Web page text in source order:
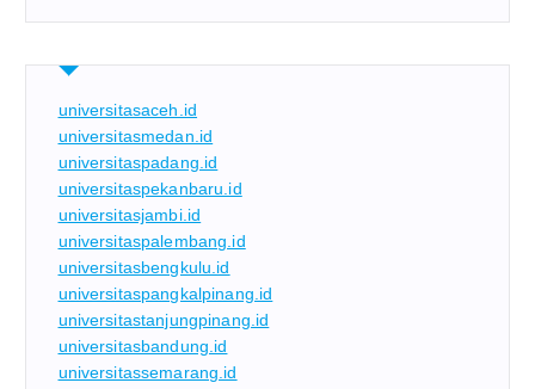
universitasaceh.id
universitasmedan.id
universitaspadang.id
universitaspekanbaru.id
universitasjambi.id
universitaspalembang.id
universitasbengkulu.id
universitaspangkalpinang.id
universitastanjungpinang.id
universitasbandung.id
universitassemarang.id